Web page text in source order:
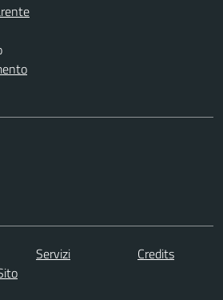
Servizi
Credits